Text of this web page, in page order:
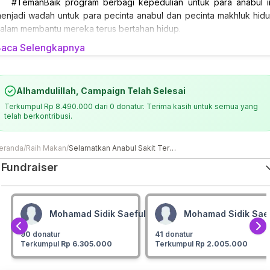
#TemanBaik program berbagi kepedulian untuk para anabul
wadah untuk para pecinta anabul dan pecinta makhluk
membantu mereka terus bertahan hidup.
Selengkapnya
Alhamdulillah, Campaign Telah Selesai
Terkumpul Rp 8.490.000 dari 0 donatur. Terima kasih untuk semua yang
telah berkontribusi.
/Raih Makan/ Selamatkan Anabul Sakit Terlantar Bisa Terus Hidup
Fundraiser
Mohamad Sidik Saefullah
90 donatur
Terkumpul Rp 6.305.000
Mohamad Sidik
41 donatur
Terkumpul Rp 2.005.000